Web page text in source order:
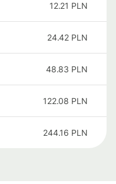
12.21 PLN
24.42 PLN
48.83 PLN
122.08 PLN
244.16 PLN